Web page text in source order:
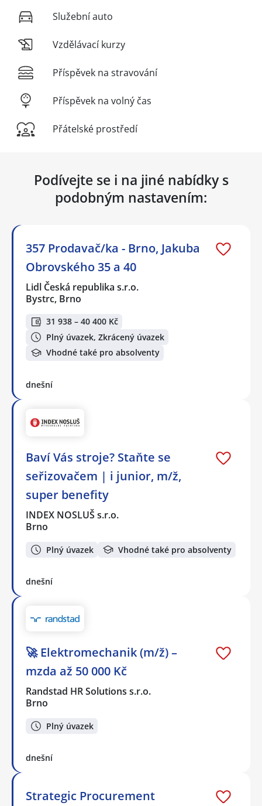
Služební auto
Vzdělávací kurzy
Příspěvek na stravování
Příspěvek na volný čas
Přátelské prostředí
Podívejte se i na jiné nabídky s
podobným nastavením:
357 Prodavač/ka - Brno, Jakuba
Obrovského 35 a 40
Lidl Česká republika s.r.o.
Bystrc, Brno
31 938 – 40 400 Kč
Plný úvazek, Zkrácený úvazek
Vhodné také pro absolventy
dnešní
Baví Vás stroje? Staňte se
seřizovačem | i junior, m/ž,
super benefity
INDEX NOSLUŠ s.r.o.
Brno
Plný úvazek Vhodné také pro absolventy
dnešní
🚀 Elektromechanik (m/ž) –
mzda až 50 000 Kč
Randstad HR Solutions s.r.o.
Brno
Plný úvazek
dnešní
Strategic Procurement